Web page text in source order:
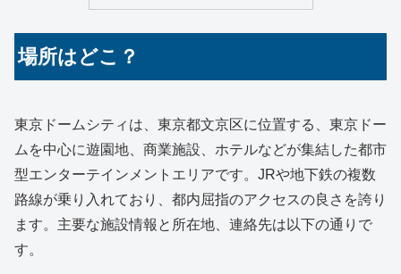
場所はどこ？
東京ドームシティは、東京都文京区に位置する、東京ドー
ムを中心に遊園地、商業施設、ホテルなどが集結した都市
型エンターテインメントエリアです。JRや地下鉄の複数
路線が乗り入れており、都内屈指のアクセスの良さを誇り
ます。主要な施設情報と所在地、連絡先は以下の通りで
す。